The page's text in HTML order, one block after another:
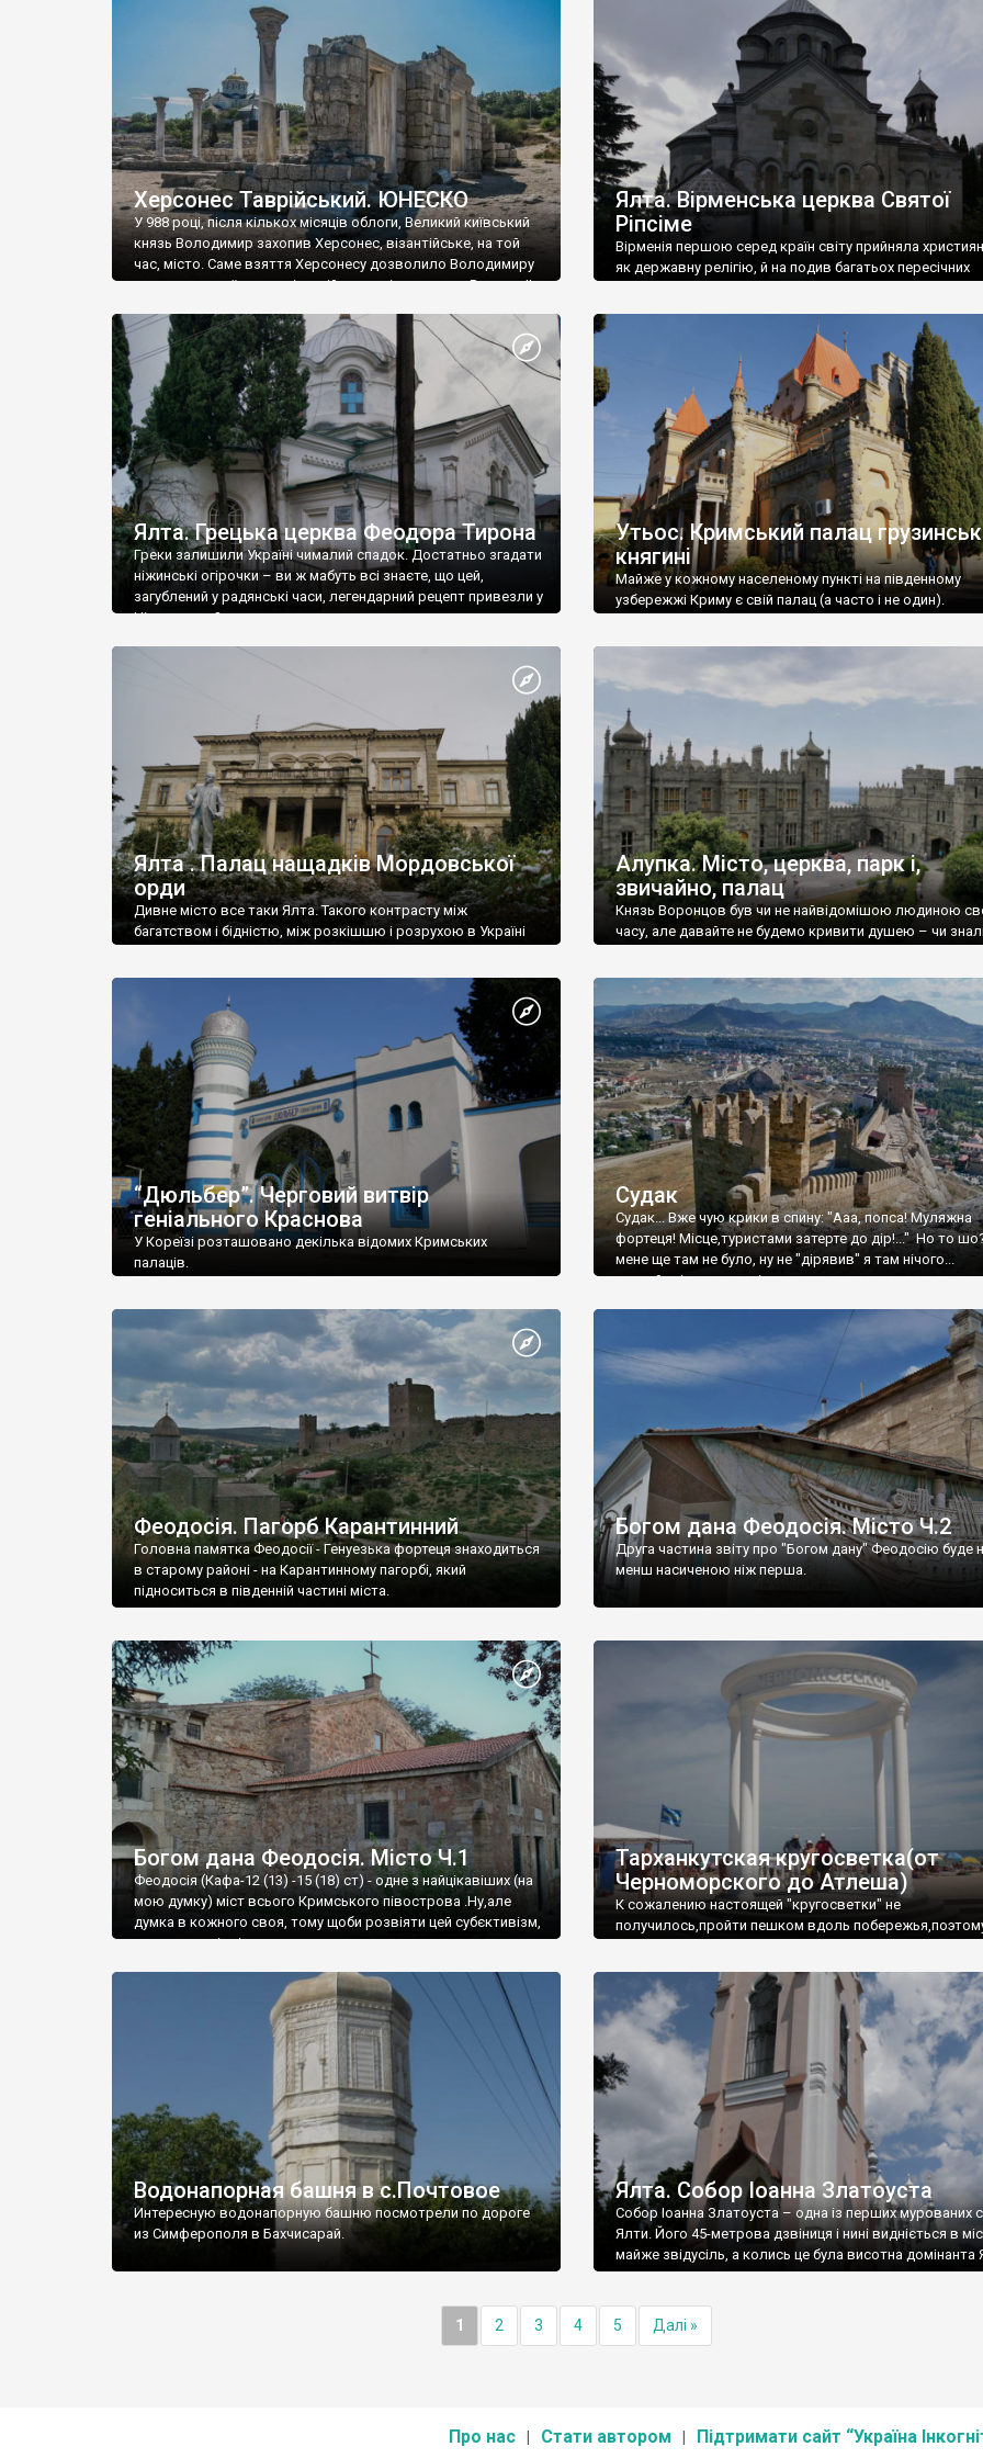
візантійської доби. Раритети викрадені з фондів об’єкту
культурної спадщини ЮНЕСКО «Херсонеса Таврійського».
Офіційно – на виставку «Золото Візантії», але експерти та
влада в Україні вважають це лише […]
називаються «повстяками» (postaki)…” “Вино. Крим
виробляє відмінне вино і його вдосталь: воно все
легке біле і дуже […]
Херсонес Таврійський. ЮНЕСКО
У 988 році, після кількох місяців облоги, Великий київський
князь Володимир захопив Херсонес, візантійське, на той
час, місто. Саме взяття Херсонесу дозволило Володимиру
диктувати свої умови візантійському імператору Василю ІІ,
Херсонесі Володимир-язичник, став Василем-
християнином. А потім було Хрещення Русі. На честь
Херсонесу Таврійського названо місто […]
Ялта. Вірменська церква Святої
Ріпсіме
Вірменія першою серед країн світу прийняла
як державну релігію, й на подив багатьох пересічних
Ялта. Грецька церква Феодора Тирона
Греки залишили Україні чималий спадок. Достатньо згадати
ніжинські огірочки – ви ж мабуть всі знаєте, що цей,
загублений у радянські часи, легендарний рецепт привезли у
Ніжин греки?
Утьос. Кримський палац
княгині
Майже у кожному населеному пункті на південному
узбережжі Криму є свій палац (а часто і не один).
Ялта . Палац нащадків Мордовської
орди
Дивне місто все таки Ялта. Такого контрасту між
багатством і бідністю, між розкішшю і розрухою в Україні
Алупка. Місто, церква, парк і,
звичайно, палац
Князь Воронцов був чи не найвідомішою людиною
часу, але давайте не будемо кривити душею – чи
“Дюльбер”. Черговий витвір
геніального Краснова
У Кореїзі розташовано декілька відомих Кримських
палаців.
Судак
Судак... Вже чую крики в спину: "Ааа, попса! Муляжна
фортеця! Місце,туристами затерте до дір!..." Но то
мене ще там не було, ну не "дірявив" я там нічого...
принаймні до цього літа.
Феодосія. Пагорб Карантинний
Головна памятка Феодосії - Генуезька фортеця знаходиться
в старому районі - на Карантинному пагорбі, який
підноситься в південній частині міста.
Богом дана Феодосія. Місто Ч.2
Друга частина звіту про "Богом дану" Феодосію буде
менш насиченою ніж перша.
Богом дана Феодосія. Місто Ч.1
Феодосія (Кафа-12 (13) -15 (18) ст) - одне з найцікавіших (на
мою думку) міст всього Кримського півострова .Ну,але
думка в кожного своя, тому щоби розвіяти цей субєктивізм,
запрошую відвідати це
Тарханкутская кругосветка(от
Черноморского до Атлеша)
К сожалению настоящей "кругосветки" не
получилось,пройти пешком вдоль
Водонапорная башня в с.Почтовое
Интересную водонапорную башню посмотрели по дороге
из Симферополя в Бахчисарай.
Ялта. Собор Іоанна Златоуста
Собор Іоанна Златоуста – одна із перших мурованих
Ялти. Його 45-метрова дзвіниця і нині видніється в
майже звідусіль, а колись це була висотна домінанта
1 2 3 4 5 Далі »
Про нас Стати автором Підтримати сайт “Україна